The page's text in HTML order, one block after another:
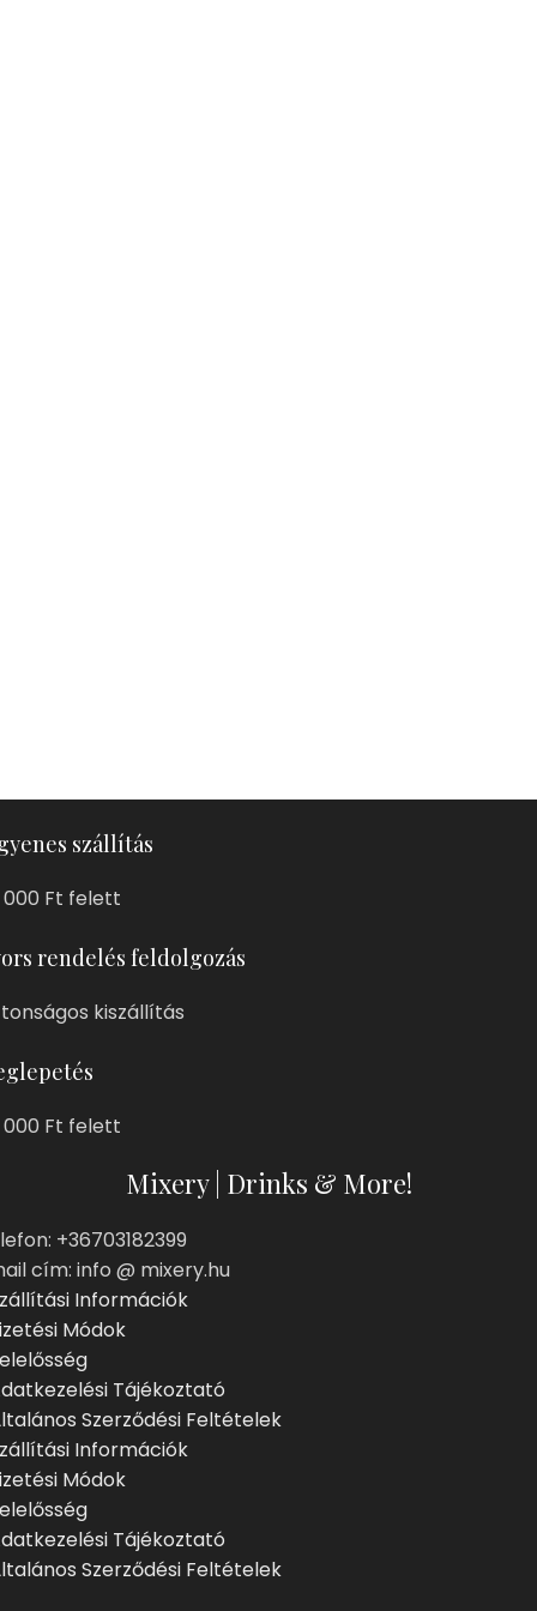
szállítás
000 Ft felett
rendelés feldolgozás
kiszállítás
000 Ft felett
Mixery | Drinks & More!
+36703182399
cím: info @ mixery.hu
Információk
Módok
Tájékoztató
Szerződési Feltételek
Információk
Módok
Tájékoztató
Szerződési Feltételek